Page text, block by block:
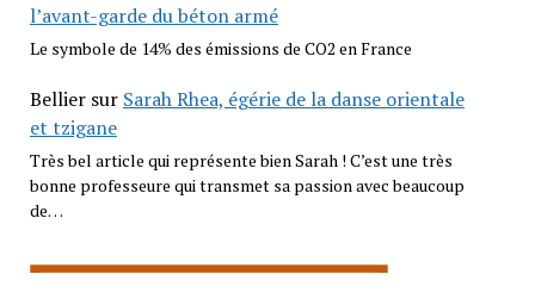
l’avant-garde du béton armé
Le symbole de 14% des émissions de CO2 en France
Belliersur Sarah Rhea, égérie de la danse orientale
et tzigane
Très bel article qui représente bien Sarah ! C’est une très
bonne professeure qui transmet sa passion avec beaucoup
de…